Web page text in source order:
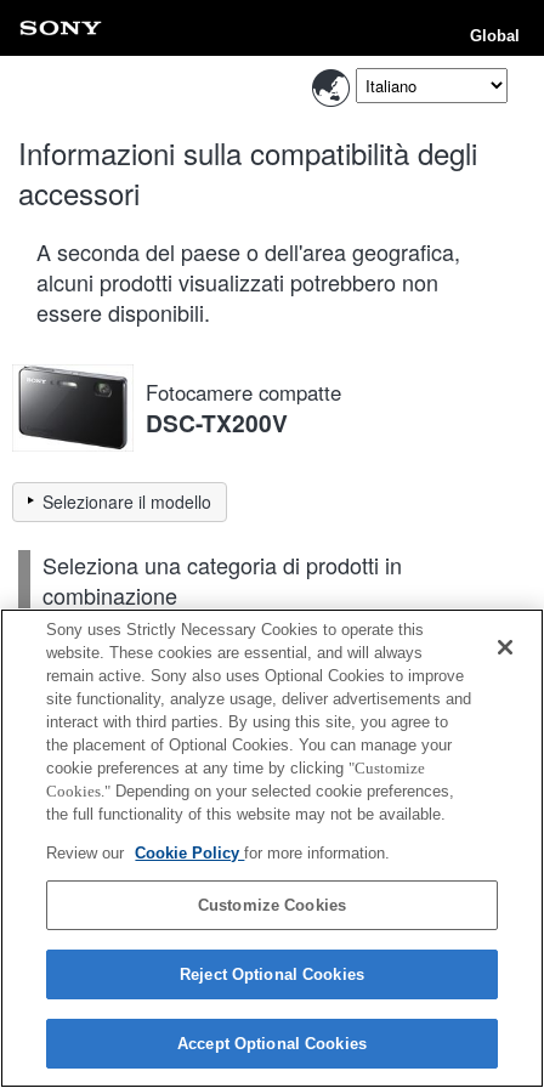
Global
Informazioni sulla compatibilità degli
accessori
A seconda del paese o dell'area geografica,
alcuni prodotti visualizzati potrebbero non
essere disponibili.
Fotocamere compatte
DSC-TX200V
Selezionare il modello
Seleziona una categoria di prodotti in
combinazione
Scheda di memoria
Alimentazione
Accessori
A seconda del paese o dell'area geografica, alcuni
prodotti visualizzati potrebbero non essere
disponibili.
Terms of Use Contact Us Cookie Policy
Sony uses Strictly Necessary Cookies to operate this
website. These cookies are essential, and will always
remain active. Sony also uses Optional Cookies to improve
site functionality, analyze usage, deliver advertisements and
interact with third parties. By using this site, you agree to
the placement of Optional Cookies. You can manage your
cookie preferences at any time by clicking "Customize
Cookies." Depending on your selected cookie preferences,
the full functionality of this website may not be available.
Review our Cookie Policyfor more information.
Customize Cookies
Reject Optional Cookies
Accept Optional Cookies